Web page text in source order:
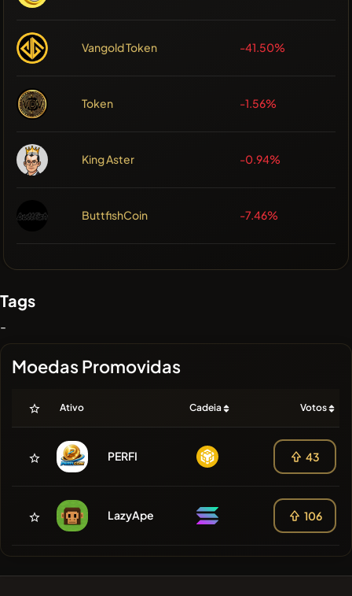
Vangold Token -41.50%
Token -1.56%
King Aster -0.94%
ButtfishCoin -7.46%
Tags
-
Moedas Promovidas
Ativo Cadeia Votos
PERFI 43
LazyApe 106